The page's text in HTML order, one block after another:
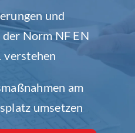
und
Norm NF EN
verstehen
am
umsetzen